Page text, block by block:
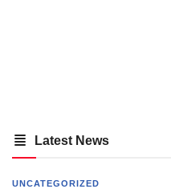
Latest News
UNCATEGORIZED